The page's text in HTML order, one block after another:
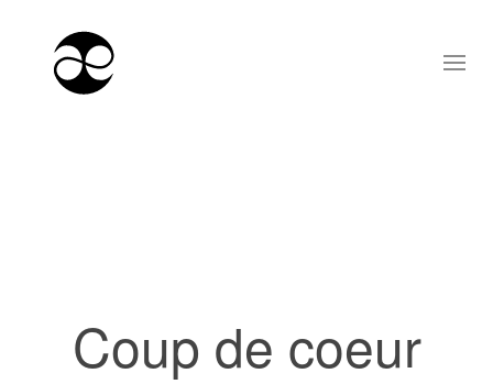
Coup de coeur